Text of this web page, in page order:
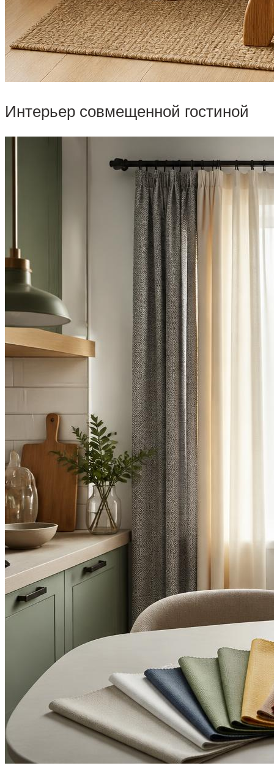
Интерьер совмещенной гостиной